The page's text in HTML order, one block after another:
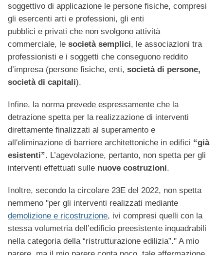
soggettivo di applicazione le persone fisiche, compresi
gli esercenti arti e professioni, gli enti
pubblici e privati che non svolgono attività
commerciale, le società semplici, le associazioni tra
professionisti e i soggetti che conseguono reddito
d’impresa (persone fisiche, enti, società di persone,
società di capitali).
Infine, la norma prevede espressamente che la
detrazione spetta per la realizzazione di interventi
direttamente finalizzati al superamento e
all'eliminazione di barriere architettoniche in edifici “già
esistenti”. L’agevolazione, pertanto, non spetta per gli
interventi effettuati sulle nuove costruzioni.
Inoltre, secondo la circolare 23E del 2022, non spetta
nemmeno "per gli interventi realizzati mediante
demolizione e ricostruzione, ivi compresi quelli con la
stessa volumetria dell’edificio preesistente inquadrabili
nella categoria della “ristrutturazione edilizia”." A mio